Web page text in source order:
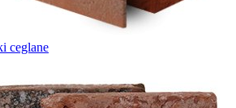
ceglane